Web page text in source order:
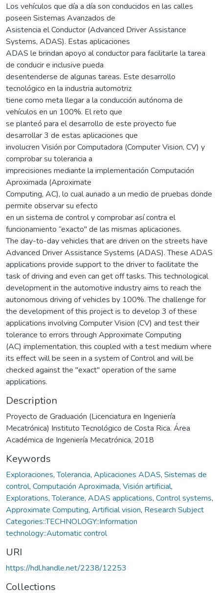
Los vehículos que día a día son conducidos en las calles
poseen Sistemas Avanzados de
Asistencia el Conductor (Advanced Driver Assistance
Systems, ADAS). Estas aplicaciones
ADAS le brindan apoyo al conductor para facilitarle la tarea
de conducir e inclusive pueda
desentenderse de algunas tareas. Este desarrollo
tecnológico en la industria automotriz
tiene como meta llegar a la conducción autónoma de
vehículos en un 100%. El reto que
se planteó para el desarrollo de este proyecto fue
desarrollar 3 de estas aplicaciones que
involucren Visión por Computadora (Computer Vision, CV) y
comprobar su tolerancia a
imprecisiones mediante la implementación Computación
Aproximada (Aproximate
Computing, AC), lo cual aunado a un medio de pruebas donde
permite observar su efecto
en un sistema de control y comprobar así contra el
funcionamiento “exacto" de las mismas aplicaciones.
The day-to-day vehicles that are driven on the streets have
Advanced Driver Assistance Systems (ADAS). These ADAS
applications provide support to the driver to facilitate the
task of driving and even can get off tasks. This technological
development in the automotive industry aims to reach the
autonomous driving of vehicles by 100%. The challenge for
the development of this project is to develop 3 of these
applications involving Computer Vision (CV) and test their
tolerance to errors through Approximate Computing
(AC) implementation, this coupled with a test medium where
its effect will be seen in a system of Control and will be
checked against the "exact" operation of the same
applications.
Description
Proyecto de Graduación (Licenciatura en Ingeniería
Mecatrónica) Instituto Tecnológico de Costa Rica. Área
Académica de Ingeniería Mecatrónica, 2018
Keywords
Exploraciones,Tolerancia, Aplicaciones ADAS, Sistemas de
control, Computación Aproximada, Visión artificial,
Explorations,Tolerance, ADAS applications, Control systems,
Approximate Computing, Artificial vision, Research Subject
Categories::TECHNOLOGY::Information
technology::Automatic control
URI
https://hdl.handle.net/2238/12253
Collections